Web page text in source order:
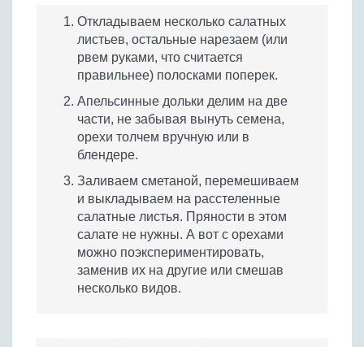
Откладываем несколько салатных
листьев, остальные нарезаем (или
рвем руками, что считается
правильнее) полосками поперек.
Апельсинные дольки делим на две
части, не забывая вынуть семена,
орехи толчем вручную или в
блендере.
Заливаем сметаной, перемешиваем
и выкладываем на расстеленные
салатные листья. Пряности в этом
салате не нужны. А вот с орехами
можно поэкспериментировать,
заменив их на другие или смешав
несколько видов.